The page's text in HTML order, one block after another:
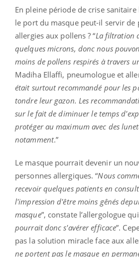
En pleine période de crise
le port du masque peut-il servir de
allergies aux pollens ? “La filtration
quelques microns, donc nous
moins de pollens respirés à travers
Madiha Ellaffi, pneumologue et
était surtout recommandé pour les
tondre leur gazon. Les
sur le fait de diminuer le temps
protéger au maximum avec des
notamment.”
Le masque pourrait devenir un
personnes allergiques. “Nous
recevoir quelques patients en
l'impression d'être moins gênés
masque”, constate l’allergologue
pourrait donc s'avérer efficace”.
pas la solution miracle face aux
ne portent pas le masque en